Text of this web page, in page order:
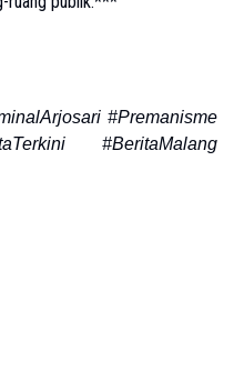
#Premanisme
#BeritaMalang